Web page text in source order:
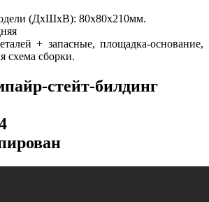
(ДхШхВ): 80х80х210мм.
+ запасные, площадка-основание,
схема сборки.
стейт-билдинг